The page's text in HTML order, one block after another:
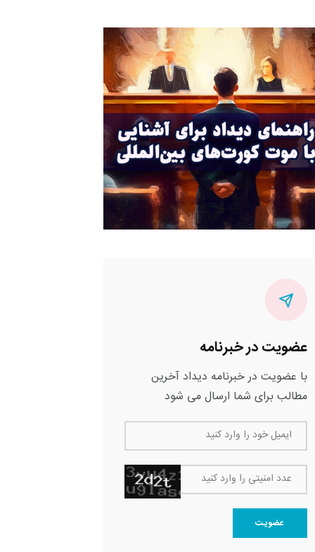
عضویت در خبرنامه
با عضویت در خبرنامه دیداد آخرین
مطالب برای شما ارسال می شود
ایمیل خود را وارد کنید
عدد امنیتی را وارد کنید
عضویت